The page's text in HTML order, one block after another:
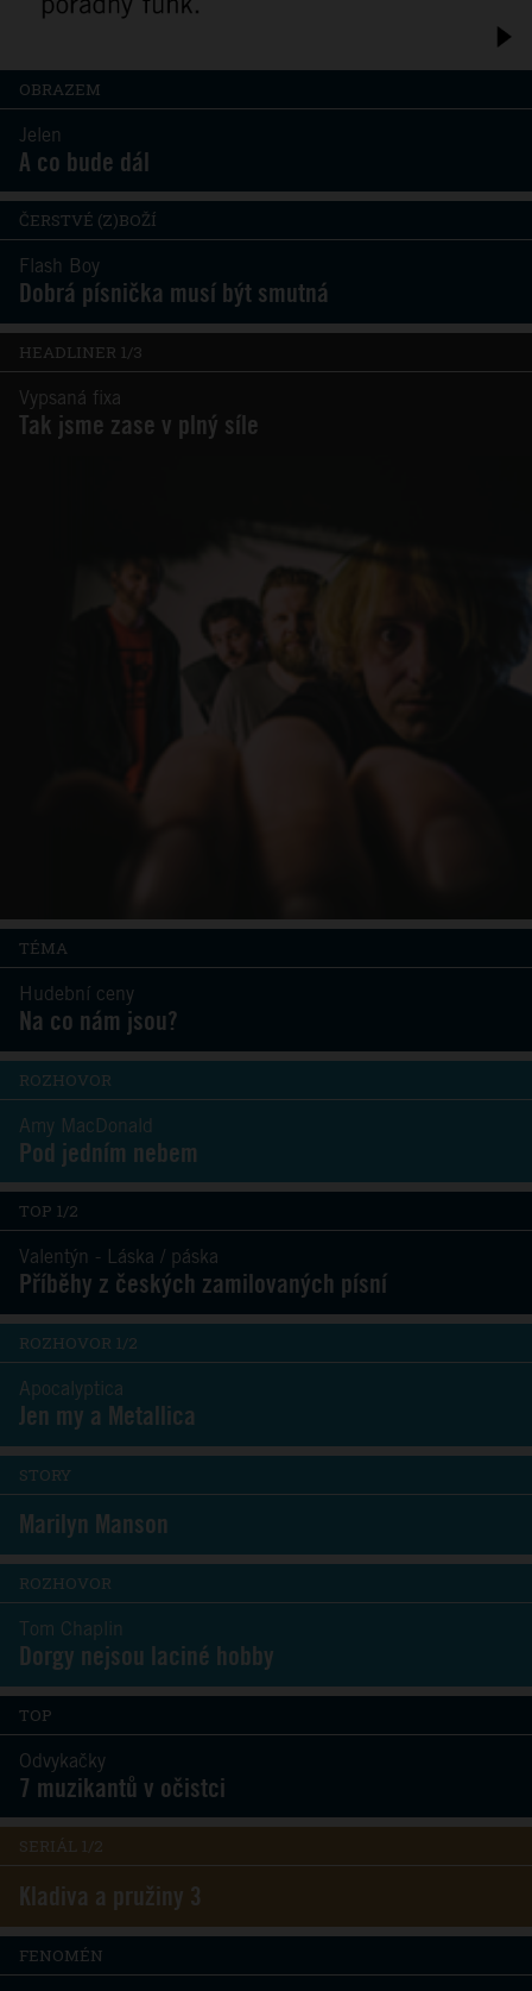
OBRAZEM
Jelen
A co bude dál
ČERSTVÉ (Z)BOŽÍ
Flash Boy
Dobrá písnička musí být smutná
HEADLINER 1/3
Vypsaná fixa
Tak jsme zase v plný síle
TÉMA
Hudební ceny
Na co nám jsou?
ROZHOVOR
Amy MacDonald
Pod jedním nebem
TOP 1/2
Valentýn - Láska / páska
Příběhy z českých zamilovaných písní
ROZHOVOR 1/2
Apocalyptica
Jen my a Metallica
STORY
Marilyn Manson
ROZHOVOR
Tom Chaplin
Dorgy nejsou laciné hobby
TOP
Odvykačky
7 muzikantů v očistci
SERIÁL 1/2
Kladiva a pružiny 3
FENOMÉN